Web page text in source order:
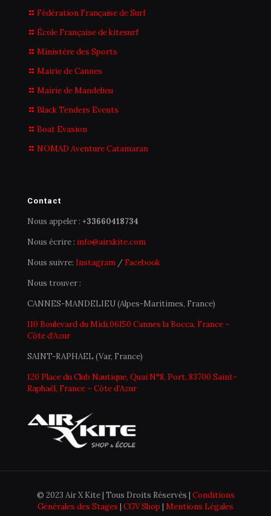
Fédération Française de Surf
École Française de kitesurf
Ministère des Sports
Mairie de Cannes
Mairie de Mandelieu
Black Tenders Events
Boat Evasion
NOMAD Aventure Catamaran
Contact
Nous appeler : +33660418734
Nous écrire : info@airxkite.com
Nous suivre: Instagram / Facebook
Nous trouver :
CANNES-MANDELIEU (Alpes-Maritimes, France)
110 Boulevard du Midi,06150 Cannes la Bocca, France –
Côte d’Azur
SAINT-RAPHAEL (Var, France)
120 Place du Club Nautique, Quai N°8, Port, 83700 Saint-
Raphaël, France – Côte d’Azur
© 2023 Air X Kite | Tous Droits Réservés | Conditions
Générales des Stages | CGV Shop | Mentions Légales